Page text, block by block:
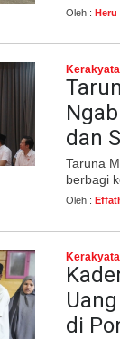
Oleh :
dan
Taruna
berbagi
Oleh :
di